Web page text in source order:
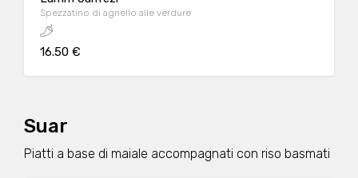
Spezzatino di agnello alle verdure
16.50 €
Suar
Piatti a base di maiale accompagnati con riso basmati